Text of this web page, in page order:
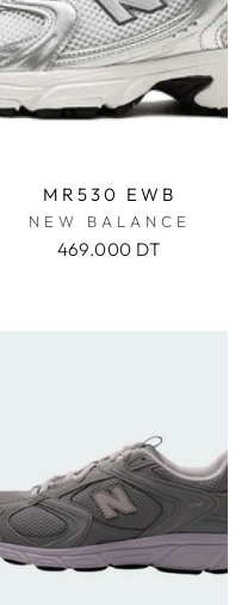
MR530 EWB
NEW BALANCE
469.000 DT